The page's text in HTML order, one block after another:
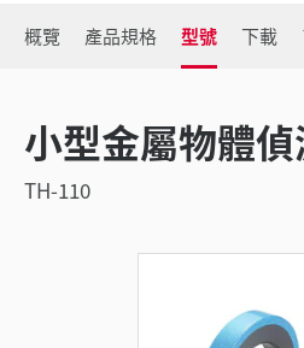
概覽 產品規格 型號 下載
小型金屬物體
TH-110